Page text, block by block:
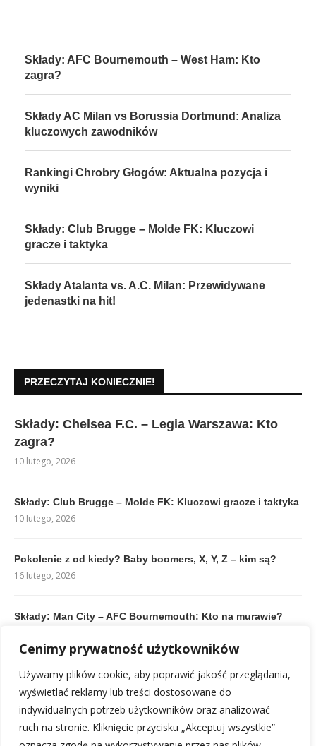
Cenimy prywatność użytkowników
Używamy plików cookie, aby poprawić jakość przeglądania,
wyświetlać reklamy lub treści dostosowane do
indywidualnych potrzeb użytkowników oraz analizować
ruch na stronie. Kliknięcie przycisku „Akceptuj wszystkie”
Składy: AFC Bournemouth – West Ham: Kto
zagra?
Składy AC Milan vs Borussia Dortmund: Analiza
kluczowych zawodników
Rankingi Chrobry Głogów: Aktualna pozycja i
wyniki
Składy: Club Brugge – Molde FK: Kluczowi
gracze i taktyka
Składy Atalanta vs. A.C. Milan: Przewidywane
jedenastki na hit!
PRZECZYTAJ KONIECZNIE!
Składy: Chelsea F.C. – Legia Warszawa: Kto
zagra?
10 lutego, 2026
Składy: Club Brugge – Molde FK: Kluczowi gracze i taktyka
10 lutego, 2026
Pokolenie z od kiedy? Baby boomers, X, Y, Z – kim są?
16 lutego, 2026
Składy: Man City – AFC Bournemouth: Kto na murawie?
Reprezentacja Finlandii w piłce nożnej mężczyzn: Kadra
isukcesy
17 lutego, 2026